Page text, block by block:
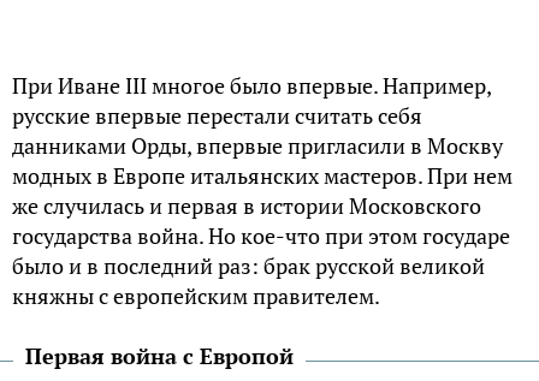
При Иване III многое было впервые. Например,
русские впервые перестали считать себя
данниками Орды, впервые пригласили в Москву
модных в Европе итальянских мастеров. При нем
же случилась и первая в истории Московского
государства война. Но кое-что при этом государе
было и в последний раз: брак русской великой
княжны с европейским правителем.
Первая война с Европой